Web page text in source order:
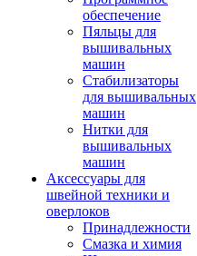
обеспечение
Пяльцы для
вышивальных
машин
Стабилизаторы
для вышивальных
машин
Нитки для
вышивальных
машин
Аксессуары для
швейной техники и
оверлоков
Принадлежности
Смазка и химия